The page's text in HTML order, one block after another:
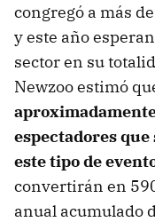
congregó a más
y este año
sector en su
Newzoo estimó
espectadores
este tipo de
convertirán en
anual acumulado